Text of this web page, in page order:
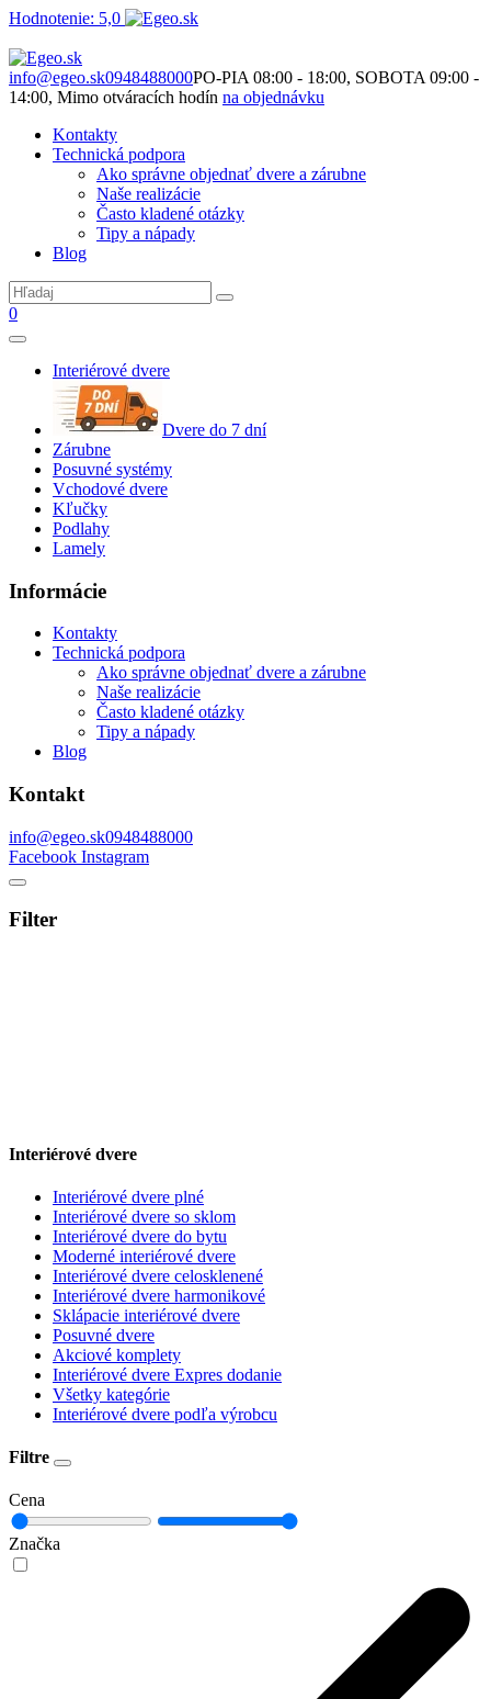
Hodnotenie: 5,0
info@egeo.sk0948488000PO-PIA 08:00 - 18:00, SOBOTA 09:00 -
14:00, Mimo otváracích hodín na objednávku
Kontakty
Technická podpora
Ako správne objednať dvere a zárubne
Naše realizácie
Často kladené otázky
Tipy a nápady
Blog
0
Interiérové dvere
Dvere do 7 dní
Zárubne
Posuvné systémy
Vchodové dvere
Kľučky
Podlahy
Lamely
Informácie
Kontakty
Technická podpora
Ako správne objednať dvere a zárubne
Naše realizácie
Často kladené otázky
Tipy a nápady
Blog
Kontakt
info@egeo.sk0948488000
Facebook Instagram
Filter
Interiérové dvere
Interiérové dvere plné
Interiérové dvere so sklom
Interiérové dvere do bytu
Moderné interiérové dvere
Interiérové dvere celosklenené
Interiérové dvere harmonikové
Sklápacie interiérové dvere
Posuvné dvere
Akciové komplety
Interiérové dvere Expres dodanie
Všetky kategórie
Interiérové dvere podľa výrobcu
Filtre
Cena
Značka